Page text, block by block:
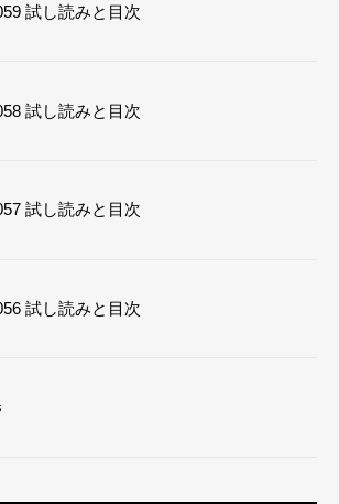
試し読みと目次
試し読みと目次
試し読みと目次
試し読みと目次